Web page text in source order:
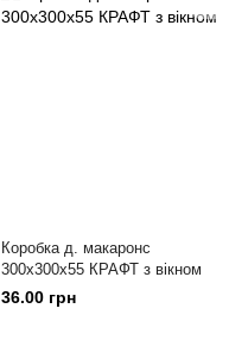
Коробка д. макаронс
300х300х55 КРАФТ з вікном
36.00 грн